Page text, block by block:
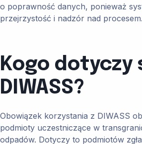
o poprawność danych, ponieważ
przejrzystość i nadzór nad procesem.
Kogo dotyczy
DIWASS?
Obowiązek korzystania z DIWASS
podmioty uczestniczące w
odpadów. Dotyczy to podmiotów